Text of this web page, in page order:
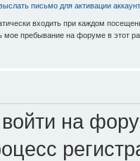
письмо для активации
входить при каждом
мое пребывание на форуме в этот
на